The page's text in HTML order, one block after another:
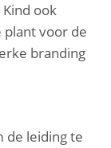
ook
plant voor de
branding
de leiding te